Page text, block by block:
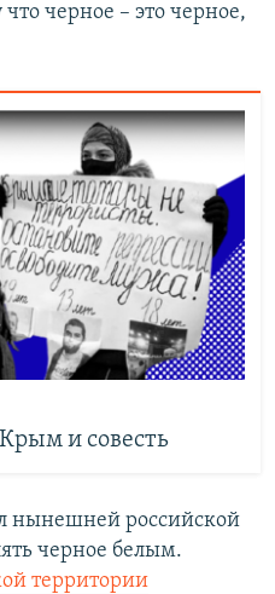
черное – это черное,
и совесть
нынешней российской
черное белым.
территории